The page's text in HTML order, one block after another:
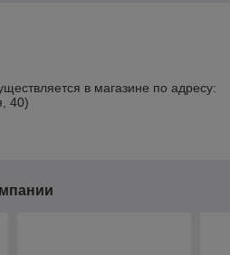
в магазине по адресу:
40)